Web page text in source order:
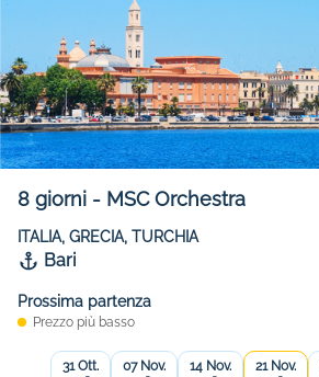
8 giorni - MSC Orchestra
ITALIA, GRECIA, TURCHIA
Bari
Prossima partenza
Prezzo più basso
31 Ott.
07 Nov.
14 Nov.
21 Nov.